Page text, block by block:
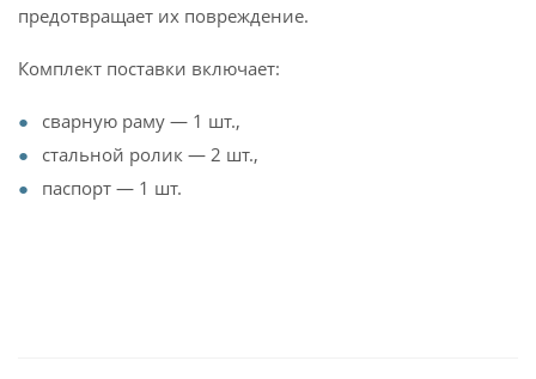
предотвращает их повреждение.
Комплект поставки включает:
сварную раму — 1 шт.,
стальной ролик — 2 шт.,
паспорт — 1 шт.